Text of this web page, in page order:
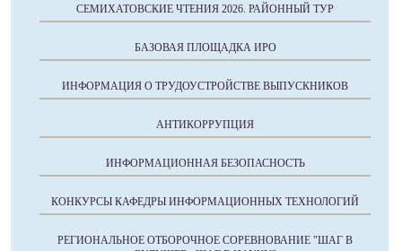
СЕМИХАТОВСКИЕ ЧТЕНИЯ 2026. РАЙОННЫЙ ТУР
БАЗОВАЯ ПЛОЩАДКА ИРО
ИНФОРМАЦИЯ О ТРУДОУСТРОЙСТВЕ ВЫПУСКНИКОВ
АНТИКОРРУПЦИЯ
ИНФОРМАЦИОННАЯ БЕЗОПАСНОСТЬ
КОНКУРСЫ КАФЕДРЫ ИНФОРМАЦИОННЫХ ТЕХНОЛОГИЙ
РЕГИОНАЛЬНОЕ ОТБОРОЧНОЕ СОРЕВНОВАНИЕ "ШАГ В